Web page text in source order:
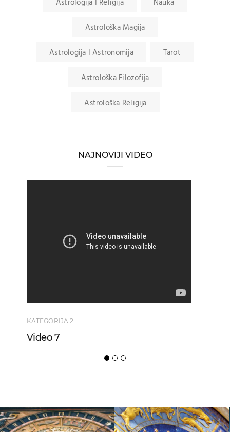
Astrologija I Religija Nauka
Astrološka Magija
Astrologija I Astronomija Tarot
Astrološka Filozofija
Astrološka Religija
NAJNOVIJI VIDEO
KATEGORIJA 1
Video 6